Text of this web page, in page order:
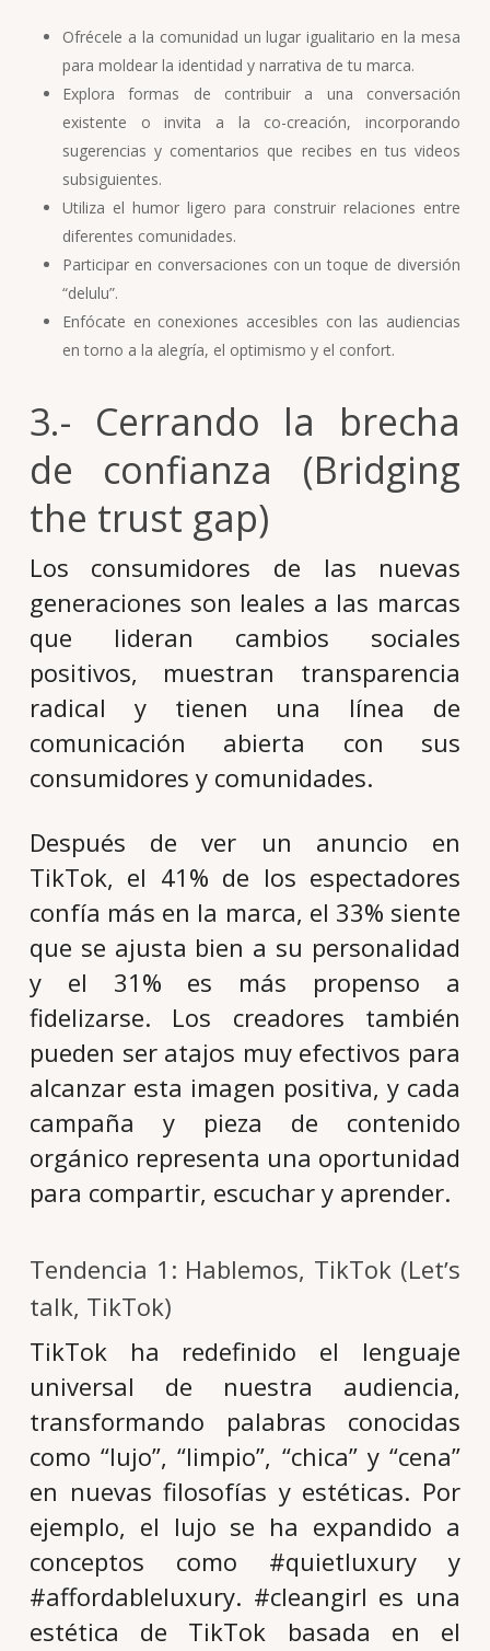
Ofrécele a la comunidad un lugar igualitario en la mesa
para moldear la identidad y narrativa de tu marca.
Explora formas de contribuir a una conversación
existente o invita a la co-creación, incorporando
sugerencias y comentarios que recibes en tus videos
subsiguientes.
Utiliza el humor ligero para construir relaciones entre
diferentes comunidades.
Participar en conversaciones con un toque de diversión
“delulu”.
Enfócate en conexiones accesibles con las audiencias
en torno a la alegría, el optimismo y el confort.
3.- Cerrando la brecha
de confianza (Bridging
the trust gap)
Los consumidores de las nuevas
generaciones son leales a las marcas
que lideran cambios sociales
positivos, muestran transparencia
radical y tienen una línea de
comunicación abierta con sus
consumidores y comunidades.
Después de ver un anuncio en
TikTok, el 41% de los espectadores
confía más en la marca, el 33% siente
que se ajusta bien a su personalidad
y el 31% es más propenso a
fidelizarse. Los creadores también
pueden ser atajos muy efectivos para
alcanzar esta imagen positiva, y cada
campaña y pieza de contenido
orgánico representa una oportunidad
para compartir, escuchar y aprender.
Tendencia 1: Hablemos, TikTok (Letʼs
talk, TikTok)
TikTok ha redefinido el lenguaje
universal de nuestra audiencia,
transformando palabras conocidas
como “lujo”, “limpio”, “chica” y “cena”
en nuevas filosofías y estéticas. Por
ejemplo, el lujo se ha expandido a
conceptos como #quietluxury y
#affordableluxury. #cleangirl es una
estética de TikTok basada en el